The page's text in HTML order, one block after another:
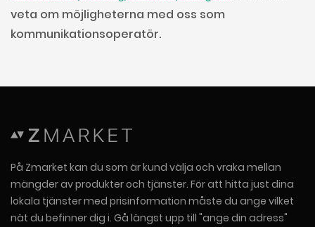
veta om möjligheterna med oss som
kommunikationsoperatör.
På Zmarket kan du som är kund välja och vraka mellan
mängder av produkter och tjänster. För att hitta just dina
lokala tjänster med prisinformation måste du ange vilket
nät du befinner dig i. Gå längst upp till "ange din adress"